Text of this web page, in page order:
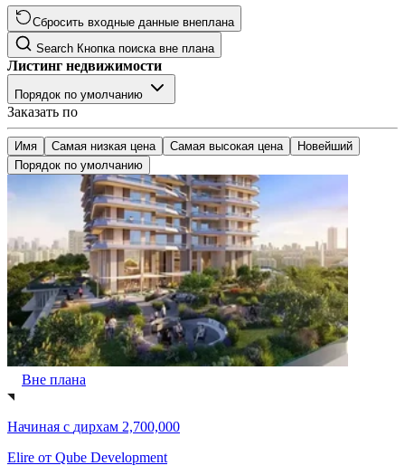
Сбросить входные данные внеплана
Search Кнопка поиска вне плана
Листинг недвижимости
Порядок по умолчанию
Заказать по
Имя Самая низкая цена Самая высокая цена
Новейший
Порядок по умолчанию
Вне плана
Начиная с дирхам 2,700,000
Elire от Qube Development